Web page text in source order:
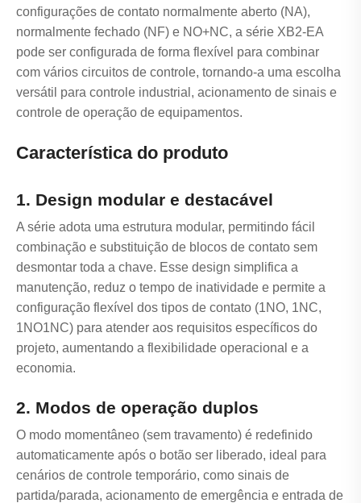
configurações de contato normalmente aberto (NA),
normalmente fechado (NF) e NO+NC, a série XB2-EA
pode ser configurada de forma flexível para combinar
com vários circuitos de controle, tornando-a uma escolha
versátil para controle industrial, acionamento de sinais e
controle de operação de equipamentos.
Característica do produto
1. Design modular e destacável
A série adota uma estrutura modular, permitindo fácil
combinação e substituição de blocos de contato sem
desmontar toda a chave. Esse design simplifica a
manutenção, reduz o tempo de inatividade e permite a
configuração flexível dos tipos de contato (1NO, 1NC,
1NO1NC) para atender aos requisitos específicos do
projeto, aumentando a flexibilidade operacional e a
economia.
2. Modos de operação duplos
O modo momentâneo (sem travamento) é redefinido
automaticamente após o botão ser liberado, ideal para
cenários de controle temporário, como sinais de
partida/parada, acionamento de emergência e entrada de